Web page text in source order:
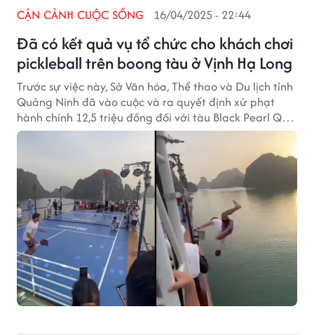
Đã có kết quả vụ tổ chức cho khách chơi
pickleball trên boong tàu ở Vịnh Hạ Long
CẬN CẢNH CUỘC SỐNG 16/04/2025 - 22:44
Trước sự việc này, Sở Văn hóa, Thể thao và Du lịch tỉnh
Quảng Ninh đã vào cuộc và ra quyết định xử phạt
hành chính 12,5 triệu đồng đối với tàu Black Pearl QN-
6699 – phương tiện tổ chức hoạt động thể thao không